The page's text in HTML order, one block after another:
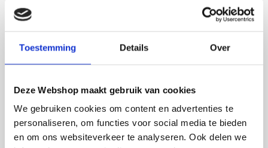
Toestemming Details Over
Deze Webshop maakt gebruik van cookies
We gebruiken cookies om content en advertenties te
personaliseren, om functies voor social media te bieden
en om ons websiteverkeer te analyseren. Ook delen we
BESTEL
LICHTBRONNEN
LED lamp - kogellamp